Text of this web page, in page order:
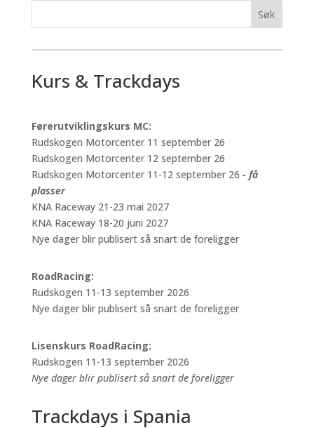
Kurs & Trackdays
Førerutviklingskurs MC:
Rudskogen Motorcenter 11 september 26
Rudskogen Motorcenter 12 september 26
Rudskogen Motorcenter 11-12 september 26 - få
plasser
KNA Raceway 21-23 mai 2027
KNA Raceway 18-20 juni 2027
Nye dager blir publisert så snart de foreligger
RoadRacing:
Rudskogen 11-13 september 2026
Nye dager blir publisert så snart de foreligger
Lisenskurs RoadRacing:
Rudskogen 11-13 september 2026
Nye dager blir publisert så snart de foreligger
Trackdays i Spania